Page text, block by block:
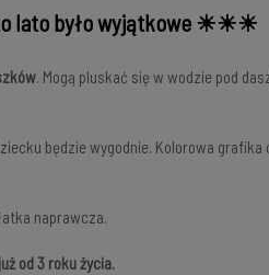
lato było wyjątkowe ☀☀☀
. Mogą pluskać się w wodzie pod
będzie wygodnie. Kolorowa
naprawcza.
od 3 roku życia.